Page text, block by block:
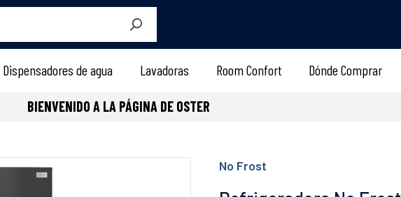
Dispensadores de agua Lavadoras Room Confort Dónde Comprar
BIENVENIDO A LA PÁGINA DE OSTER
No Frost